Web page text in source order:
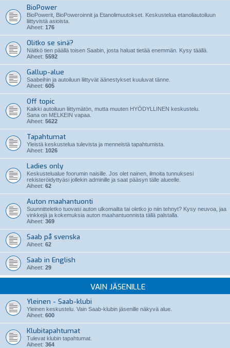
BioPower
BioPowerit, BioPoweroinnit ja Etanolimuutokset. Keskustelua etanoliautoiluun
liittyvistä asioista.
Aiheet: 176
Olitko se sinä?
Näitkö tien päällä toisen Saabin, josta haluat tietää enemmän. Kysy täällä.
Aiheet: 5592
Gallup-alue
Saabeihin ja autoiluun liittyvät äänestykset kuuluvat tänne.
Aiheet: 605
Off topic
Kaikki autoiluun liittymätön, mutta muuten HYÖDYLLINEN keskustelu.
Sana on MELKEIN vapaa.
Aiheet: 5622
Tapahtumat
Yleistä keskustelua tulevista ja menneistä tapahtumista.
Aiheet: 1026
Ladies only
Keskustelualue foorumin naisille. Jos olet nainen, ilmoita tunnuksesi
rekisteröidyttyäsi jollekin adminille ja saat pääsyn tälle alueelle.
Aiheet: 62
Auton maahantuonti
Suunnitteletko tuovasi auton ulkomailta tai oletko jo niin tehnyt? Kysy neuvoa, jaa
vinkkejä ja kokemuksia auton maahantuonnista tällä palstalla.
Aiheet: 369
Saab på svenska
Aiheet: 62
Saab in English
Aiheet: 29
VAIN JÄSENILLE
Yleinen - Saab-klubi
Yleinen keskustelu. Vain Saab-klubin jäsenille näkyvä alue.
Aiheet: 600
Klubitapahtumat
Tulevat klubin tapahtumat.
Aiheet: 364